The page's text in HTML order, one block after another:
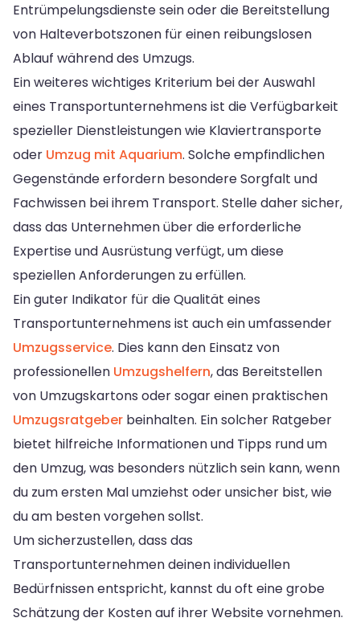
Entrümpelungsdienste sein oder die Bereitstellung
von Halteverbotszonen für einen reibungslosen
Ablauf während des Umzugs.
Ein weiteres wichtiges Kriterium bei der Auswahl
eines Transportunternehmens ist die Verfügbarkeit
spezieller Dienstleistungen wie Klaviertransporte
oder Umzug mit Aquarium. Solche empfindlichen
Gegenstände erfordern besondere Sorgfalt und
Fachwissen bei ihrem Transport. Stelle daher sicher,
dass das Unternehmen über die erforderliche
Expertise und Ausrüstung verfügt, um diese
speziellen Anforderungen zu erfüllen.
Ein guter Indikator für die Qualität eines
Transportunternehmens ist auch ein umfassender
Umzugsservice. Dies kann den Einsatz von
professionellen Umzugshelfern, das Bereitstellen
von Umzugskartons oder sogar einen praktischen
Umzugsratgeber beinhalten. Ein solcher Ratgeber
bietet hilfreiche Informationen und Tipps rund um
den Umzug, was besonders nützlich sein kann, wenn
du zum ersten Mal umziehst oder unsicher bist, wie
du am besten vorgehen sollst.
Um sicherzustellen, dass das
Transportunternehmen deinen individuellen
Bedürfnissen entspricht, kannst du oft eine grobe
Schätzung der Kosten auf ihrer Website vornehmen.